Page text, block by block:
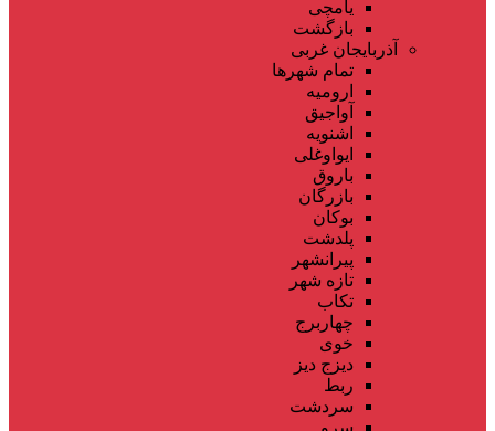
یامچی
بازگشت
آذربایجان غربی
تمام شهر‌ها
ارومیه
آواجیق
اشنویه
ایواوغلی
باروق
بازرگان
بوکان
پلدشت
پیرانشهر
تازه شهر
تکاب
چهاربرج
خوی
دیزج دیز
ربط
سردشت
سرو